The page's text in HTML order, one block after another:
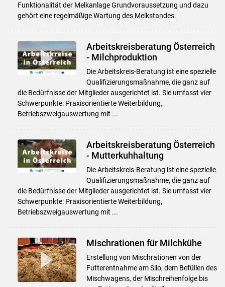
Funktionalität der Melkanlage Grundvoraussetzung und dazu
gehört eine regelmäßige Wartung des Melkstandes.
Arbeitskreisberatung Österreich
- Milchproduktion
Die Arbeitskreis-Beratung ist eine spezielle
Qualifizierungsmaßnahme, die ganz auf
die Bedürfnisse der Mitglieder ausgerichtet ist. Sie umfasst vier
Schwerpunkte: Praxisorientierte Weiterbildung,
Betriebszweigauswertung mit ...
Arbeitskreisberatung Österreich
- Mutterkuhhaltung
Die Arbeitskreis-Beratung ist eine spezielle
Qualifizierungsmaßnahme, die ganz auf
die Bedürfnisse der Mitglieder ausgerichtet ist. Sie umfasst vier
Schwerpunkte: Praxisorientierte Weiterbildung,
Betriebszweigauswertung mit ...
Mischrationen für Milchkühe
Erstellung von Mischrationen von der
Futterentnahme am Silo, dem Befüllen des
Mischwagens, der Mischreihenfolge bis